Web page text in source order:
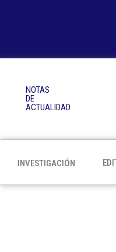
NOTAS
DE
ACTUALIDAD
INVESTIGACIÓN